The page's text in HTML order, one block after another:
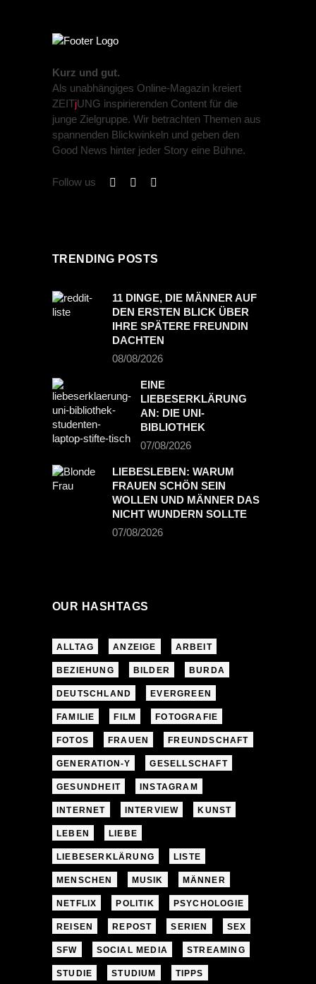
Kurz und gut.
Als unabhängiges Online-Magazin kreiert
ZEITjUNG inspirierenden Content für die
junge Zielgruppe. Wir betrachten Themen aus
spannenden Blickwinkeln und geben den
Good News hinter jeder Story eine Bühne.
Follow us
TRENDING POSTS
11 DINGE, DIE MÄNNER AUF
DEN ERSTEN BLICK ÜBER
IHRE SPÄTERE FREUNDIN
DACHTEN
08/08/2026
EINE
LIEBESERKLÄRUNG
AN: DIE UNI-
BIBLIOTHEK
07/08/2026
LIEBESLEBEN: WARUM
FRAUEN SCHÖN SEIN
WOLLEN UND MÄNNER DAS
NICHT WUNDERN SOLLTE
07/08/2026
OUR HASHTAGS
ALLTAG ANZEIGE ARBEIT
BEZIEHUNG BILDER BURDA
DEUTSCHLAND EVERGREEN
FAMILIE FILM FOTOGRAFIE
FOTOS FRAUEN FREUNDSCHAFT
GENERATION-Y GESELLSCHAFT
GESUNDHEIT INSTAGRAM
INTERNET INTERVIEW KUNST
LEBEN LIEBE
LIEBESERKLÄRUNG LISTE
MENSCHEN MUSIK MÄNNER
NETFLIX POLITIK PSYCHOLOGIE
REISEN REPOST SERIEN SEX
SFW SOCIAL MEDIA STREAMING
STUDIE STUDIUM TIPPS